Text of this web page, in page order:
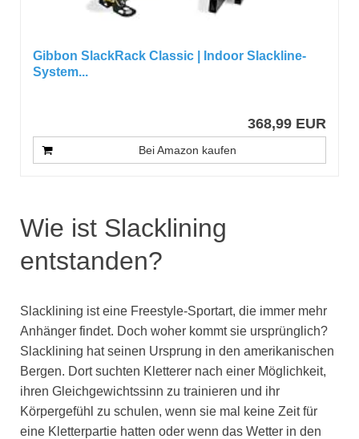
Gibbon SlackRack Classic | Indoor Slackline-
System...
368,99 EUR
Bei Amazon kaufen
Wie ist Slacklining
entstanden?
Slacklining ist eine Freestyle-Sportart, die immer mehr
Anhänger findet. Doch woher kommt sie ursprünglich?
Slacklining hat seinen Ursprung in den amerikanischen
Bergen. Dort suchten Kletterer nach einer Möglichkeit,
ihren Gleichgewichtssinn zu trainieren und ihr
Körpergefühl zu schulen, wenn sie mal keine Zeit für
eine Kletterpartie hatten oder wenn das Wetter in den